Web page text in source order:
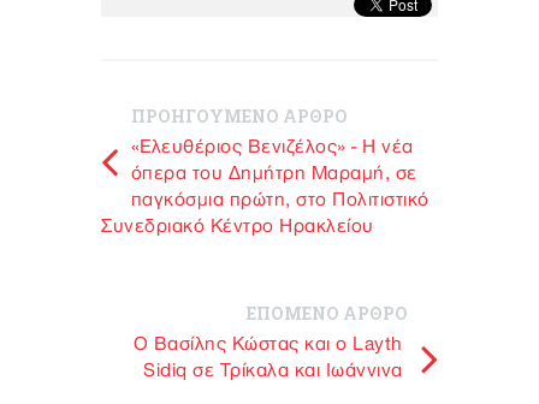
ΠΡΟΗΓΟΥΜΕΝΟ ΑΡΘΡΟ
«Ελευθέριος Βενιζέλος» - Η νέα
όπερα του Δημήτρη Μαραμή, σε
παγκόσμια πρώτη, στο Πολιτιστικό
Συνεδριακό Κέντρο Ηρακλείου
ΕΠΟΜΕΝΟ ΑΡΘΡΟ
O Bασίλης Κώστας και ο Layth
Sidiq σε Τρίκαλα και Ιωάννινα